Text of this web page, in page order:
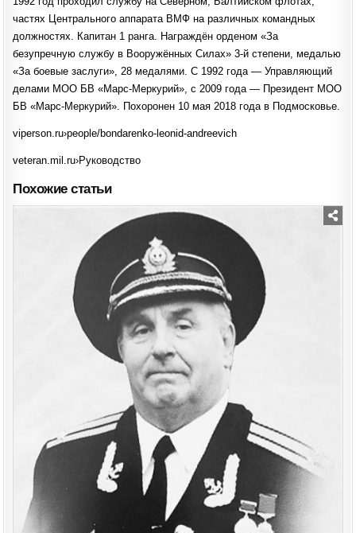
частях Центрального аппарата ВМФ на различных командных
должностях. Капитан 1 ранга. Награждён орденом «За
безупречную службу в Вооружённых Силах» 3-й степени, медалью
«За боевые заслуги», 28 медалями. С 1992 года — Управляющий
делами МОО БВ «Марс-Меркурий», с 2009 года — Президент МОО
БВ «Марс-Меркурий». Похоронен 10 мая 2018 года в Подмосковье.
viperson.ru›people/bondarenko-leonid-andreevich
veteran.mil.ru›Руководство
Похожие статьи
Posted
in